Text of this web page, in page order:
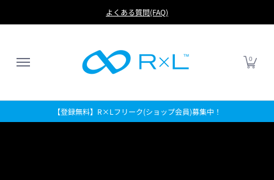
FOOTBALL LIFE
よくある質問(FAQ)
0
【登録無料】R×Lフリーク(ショップ会員)募集中！